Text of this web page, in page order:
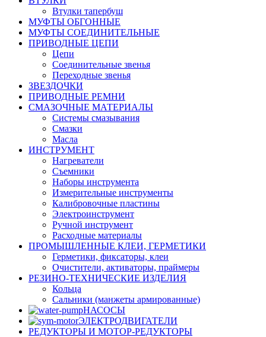
Втулки тапербуш
МУФТЫ ОБГОННЫЕ
МУФТЫ СОЕДИНИТЕЛЬНЫЕ
ПРИВОДНЫЕ ЦЕПИ
Цепи
Соединительные звенья
Переходные звенья
ЗВЕЗДОЧКИ
ПРИВОДНЫЕ РЕМНИ
СМАЗОЧНЫЕ МАТЕРИАЛЫ
Системы смазывания
Смазки
Масла
ИНСТРУМЕНТ
Нагреватели
Съемники
Наборы инструмента
Измерительные инструменты
Калибровочные пластины
Электроинструмент
Ручной инструмент
Расходные материалы
ПРОМЫШЛЕННЫЕ КЛЕИ, ГЕРМЕТИКИ
Герметики, фиксаторы, клеи
Очистители, активаторы, праймеры
РЕЗИНО-ТЕХНИЧЕСКИЕ ИЗДЕЛИЯ
Кольца
Сальники (манжеты армированные)
НАСОСЫ
ЭЛЕКТРОДВИГАТЕЛИ
РЕДУКТОРЫ И МОТОР-РЕДУКТОРЫ